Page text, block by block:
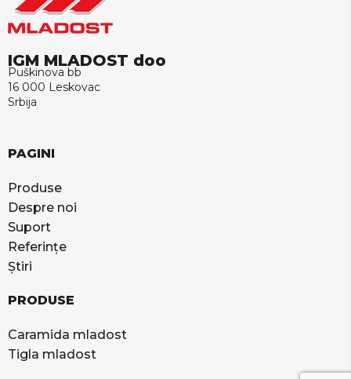
IGM MLADOST doo
Puškinova bb
16 000 Leskovac
Srbija
PAGINI
Produse
Despre noi
Suport
Referințe
Știri
PRODUSE
Caramida mladost
Tigla mladost